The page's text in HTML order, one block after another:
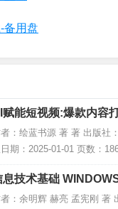
备用盘
赋能短视频:爆款内容
书下载
：绘蓝书源 著 著 出版社
日期：2025-01-01 页数：
电子书大小：200MB [高
...
息技术基础
下载
：余明辉 赫亮 孟宪刚 著